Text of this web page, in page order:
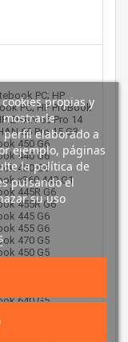
PC; HP
PC; HP ProBook
ZHAN 66 Pro 14
66 Pro 15 G3
450 G6
440 G6
430 G6
x360 440 G1
445R G6
455R G6
445 G6
455 G6
470 G5
450 G5
430 G5
640 G5
640 G4
propias y
mostrarle
elaborado a
ejemplo, páginas
la política de
pulsando el
su uso